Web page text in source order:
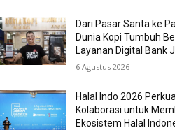
Dari Pasar Santa ke
Dunia Kopi Tumbuh
Layanan Digital Bank
6 Agustus 2026
Halal Indo 2026
Kolaborasi untuk
Ekosistem Halal